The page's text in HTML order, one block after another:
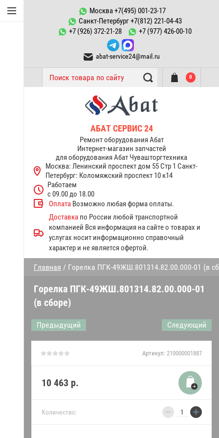
Конфорки Abat
Запчасти к
пароконвектоматам ПКА
Запчасти тестомесов ТМС
Переключатели, пускатели
Запчасти к котлам
пищеварочным КПЭМ Abat
Запчасти к электрическим
плитам Abat
Терморегуляторы
термостаты Abat
Запчасти к посудомоечным
машинам МПК
Прочие запчасти Abat
Дверки духовки
Запчасти конвекционных
печей
Запчасти к газовым плитам
противни
оборудованию Абат
Москва +7(495) 001-23-17
Санкт-Петербург +7(812) 221-04-43
+7 (926) 372-21-28
+7 (977) 426-00-10
abat-service24@mail.ru
0
АБАТ СЕРВИС 24
Ремонт оборудования Абат
Интернет-магазин запчастей
для оборудования Абат Чувашторгтехника
Москва: Ленинский проспект дом 55 Стр 1 Санкт-
Петербург: Коломяжский проспект 10 к14
Работаем
с 09.00 до 18.00
Оплата Возможно любая форма оплаты.
Доставка по России любой транспортной
компанией Вся информация на сайте о товарах и
услугах носит информационно справочный
характер и не является офертой.
Главная / Горелка ПГК-49ЖШ.801314.82.00.000-01 (в
Горелка ПГК-49ЖШ.801314.82.00.000-01
(в сборе)
Предыдущий Следующий
Артикул: 210000001887
10 463 р.
Количество: − +